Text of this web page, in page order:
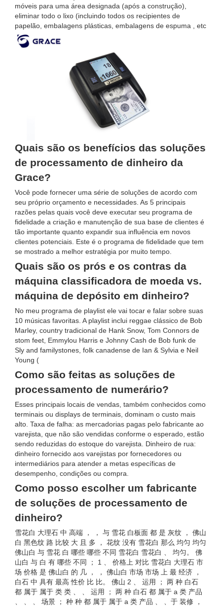
móveis para uma área designada (após a construção),
eliminar todo o lixo (incluindo todos os recipientes de
papelão, embalagens plásticas, embalagens de espuma , etc
Quais são os benefícios das soluções
de processamento de dinheiro da
Grace?
Você pode fornecer uma série de soluções de acordo com
seu próprio orçamento e necessidades. As 5 principais
razões pelas quais você deve executar seu programa de
fidelidade a criação e manutenção de sua base de clientes é
tão importante quanto expandir sua influência em novos
clientes potenciais. Este é o programa de fidelidade que tem
se mostrado a melhor estratégia por muito tempo.
Quais são os prós e os contras da
máquina classificadora de moeda vs.
máquina de depósito em dinheiro?
No meu programa de playlist ele vai tocar e falar sobre suas
10 músicas favoritas. A playlist inclui reggae clássico de Bob
Marley, country tradicional de Hank Snow, Tom Connors de
stom feet, Emmylou Harris e Johnny Cash de Bob funk de
Sly and familystones, folk canadense de Ian & Sylvia e Neil
Young (
Como são feitas as soluções de
processamento de numerário?
Esses principais locais de vendas, também conhecidos como
terminais ou displays de terminais, dominam o custo mais
alto. Taxa de falha: as mercadorias pagas pelo fabricante ao
varejista, que não são vendidas conforme o esperado, estão
sendo reduzidas do estoque do varejista. Dinheiro de rua:
dinheiro fornecido aos varejistas por fornecedores ou
intermediários para atender a metas específicas de
desempenho, condições ou compra.
Como posso escolher um fabricante
de soluções de processamento de
dinheiro?
雪花白 大理石 中 高端 ， ， 与 雪花 白板面 都 是 灰纹 ， 佛山
白 黑色纹 路 比较 大 且 多 ， 花纹 没有 雪花白 那么 均匀 均匀
佛山白 与 雪花 白 哪些 哪些 不同 雪花白 雪花白 、 均匀。 佛
山白 与 白 有 哪些 不同 ； 1 、 价格上 对比 雪花白 大理石 市
场 价格 是 佛山白 的 几 ， ， 佛山白 市场 市场 上 最 经济 ，
白石 中 具有 最高 性价 比 比。 佛山 2 、 运用 ； 两 种 白石
都 属于 属于 类 类 、 、 运用 ； 两 种 白石 都 属于 a 类 产品
、 、 、 场景 ； 种 种 都 属于 属于 a 类 产品 、 、于 装修 ，